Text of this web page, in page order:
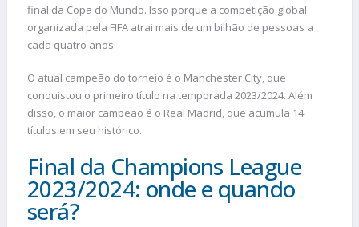
final da Copa do Mundo. Isso porque a competição global
organizada pela FIFA atrai mais de um bilhão de pessoas a
cada quatro anos.
O atual campeão do torneio é o Manchester City, que
conquistou o primeiro título na temporada 2023/2024. Além
disso, o maior campeão é o Real Madrid, que acumula 14
títulos em seu histórico.
Final da Champions League
2023/2024: onde e quando
será?